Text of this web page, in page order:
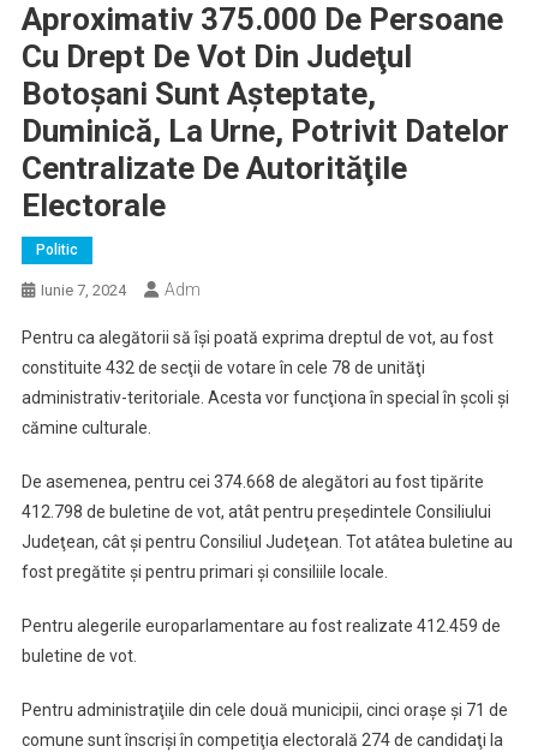
Aproximativ 375.000 De Persoane
Cu Drept De Vot Din Judeţul
Botoşani Sunt Aşteptate,
Duminică, La Urne, Potrivit Datelor
Centralizate De Autorităţile
Electorale
Politic
Iunie 7, 2024 Adm
Pentru ca alegătorii să îşi poată exprima dreptul de vot, au fost
constituite 432 de secţii de votare în cele 78 de unităţi
administrativ-teritoriale. Acesta vor funcţiona în special în şcoli şi
cămine culturale.
De asemenea, pentru cei 374.668 de alegători au fost tipărite
412.798 de buletine de vot, atât pentru preşedintele Consiliului
Judeţean, cât şi pentru Consiliul Judeţean. Tot atâtea buletine au
fost pregătite şi pentru primari şi consiliile locale.
Pentru alegerile europarlamentare au fost realizate 412.459 de
buletine de vot.
Pentru administraţiile din cele două municipii, cinci oraşe şi 71 de
comune sunt înscrişi în competiţia electorală 274 de candidaţi la